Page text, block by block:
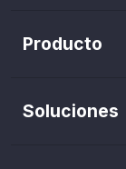
Producto
Trazabilidad de
Soluciones